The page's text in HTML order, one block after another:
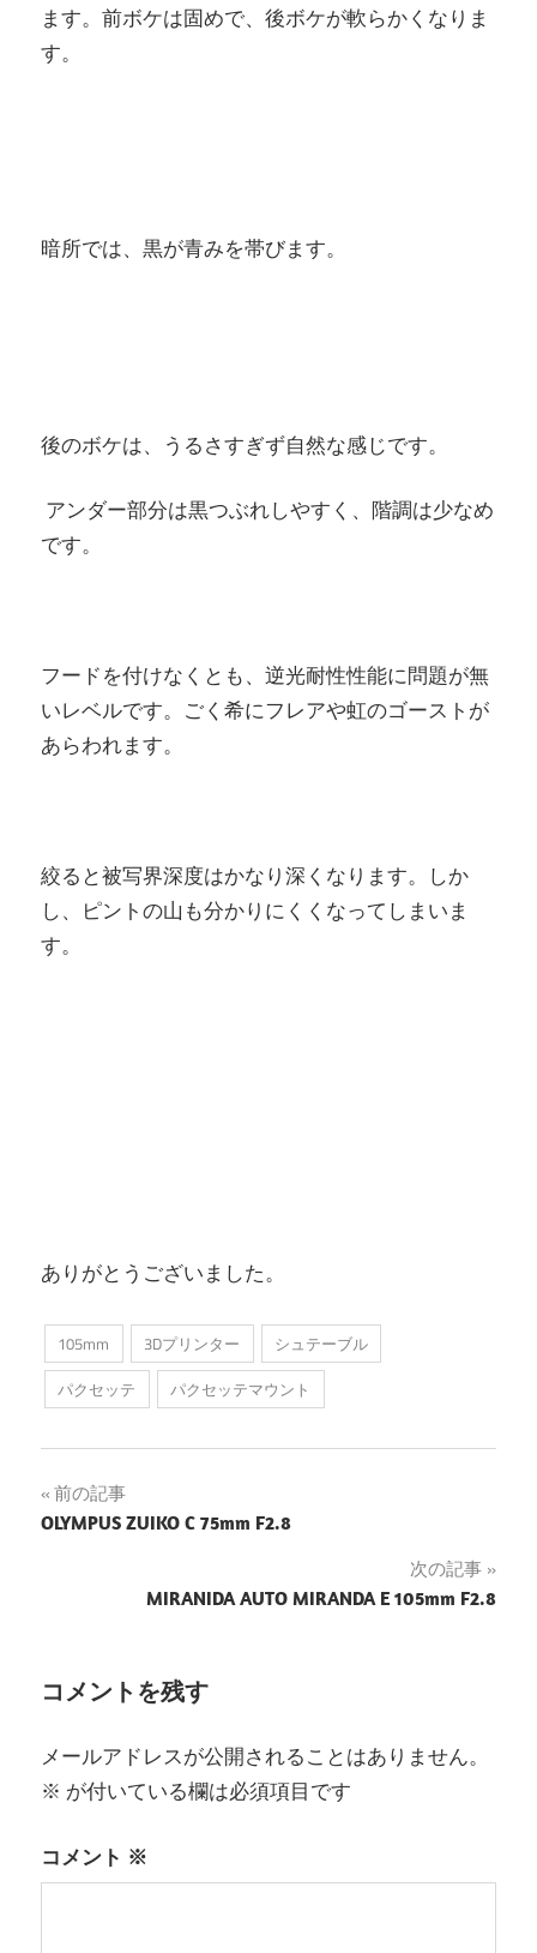
ます。前ボケは固めで、後ボケが軟らかくなりま
す。
暗所では、黒が青みを帯びます。
後のボケは、うるさすぎず自然な感じです。
アンダー部分は黒つぶれしやすく、階調は少なめ
です。
フードを付けなくとも、逆光耐性性能に問題が無
いレベルです。ごく希にフレアや虹のゴーストが
あらわれます。
絞ると被写界深度はかなり深くなります。しか
し、ピントの山も分かりにくくなってしまいま
す。
ありがとうございました。
105mm 3Dプリンター
シュテーブル
パクセッテ
パクセッテマウント
投
稿
ゲ
シ
ン
前の記事
OLYMPUS ZUIKO C 75mm F2.8
次の記事
MIRANIDA AUTO MIRANDA E 105mm F2.8
コメントを残す
メールアドレスが公開されることはありません。
※ が付いている欄は必須項目です
コメント ※